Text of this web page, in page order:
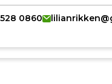
0860